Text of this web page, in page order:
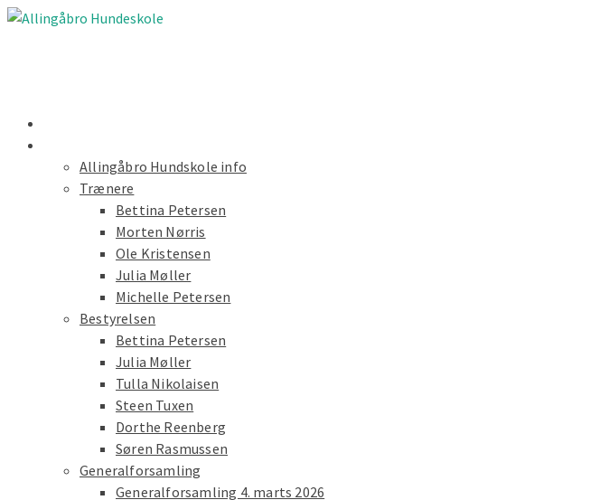
Allingåbro Hundskole info
Trænere
Bettina Petersen
Morten Nørris
Ole Kristensen
Julia Møller
Michelle Petersen
Bestyrelsen
Bettina Petersen
Julia Møller
Tulla Nikolaisen
Steen Tuxen
Dorthe Reenberg
Søren Rasmussen
Generalforsamling
Generalforsamling 4. marts 2026